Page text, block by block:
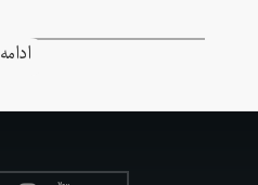
ادامه